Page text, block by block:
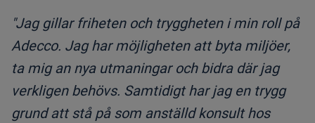
"Jag gillar friheten och tryggheten i min roll på
Adecco. Jag har möjligheten att byta miljöer,
ta mig an nya utmaningar och bidra där jag
verkligen behövs. Samtidigt har jag en trygg
grund att stå på som anställd konsult hos